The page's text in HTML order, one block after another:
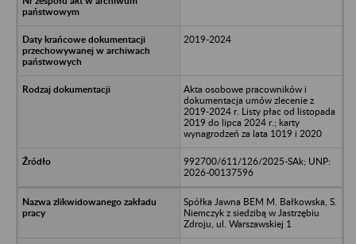
2019-2024
Akta osobowe pracowników i
dokumentacja umów zlecenie z
2019-2024 r. Listy płac od listopada
2019 do lipca 2024 r.; karty
wynagrodzeń za lata 1019 i 2020
992700/611/126/2025-SAk; UNP:
2026-00137596
Spółka Jawna BEM M. Bałkowska, S.
Niemczyk z siedzibą w Jastrzębiu
Zdroju, ul. Warszawskiej 1